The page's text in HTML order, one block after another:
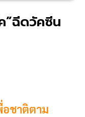
”ฉีดวัคซีน
อชาติตาม